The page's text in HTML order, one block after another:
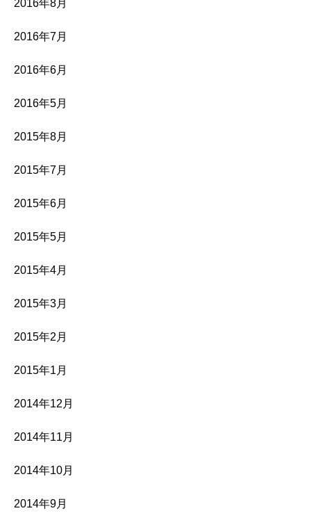
2016年8月
2016年7月
2016年6月
2016年5月
2015年8月
2015年7月
2015年6月
2015年5月
2015年4月
2015年3月
2015年2月
2015年1月
2014年12月
2014年11月
2014年10月
2014年9月